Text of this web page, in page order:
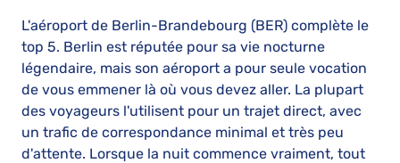
L'aéroport de Berlin-Brandebourg (BER) complète le
top 5. Berlin est réputée pour sa vie nocturne
légendaire, mais son aéroport a pour seule vocation
de vous emmener là où vous devez aller. La plupart
des voyageurs l'utilisent pour un trajet direct, avec
un trafic de correspondance minimal et très peu
d'attente. Lorsque la nuit commence vraiment, tout